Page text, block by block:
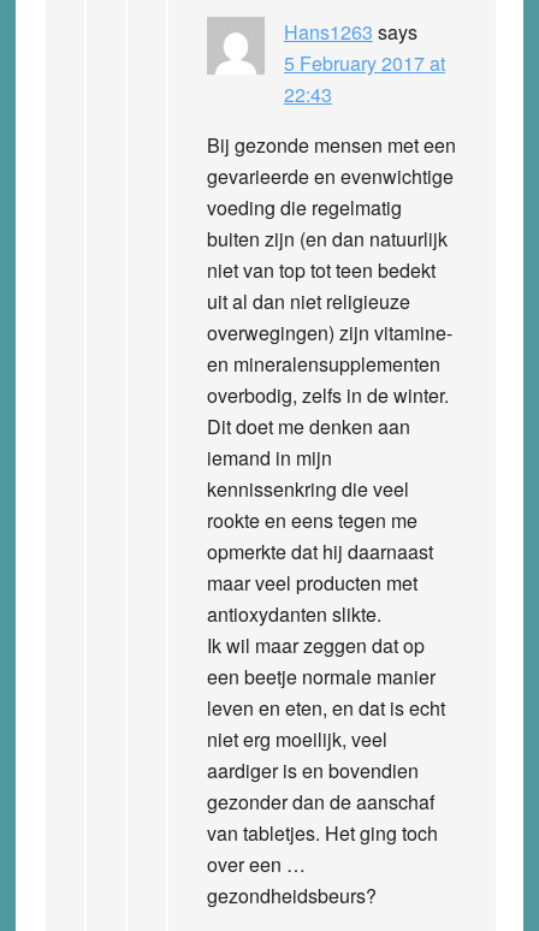
Hans1263 says
5 February 2017 at
22:43
Bij gezonde mensen met een
gevarieerde en evenwichtige
voeding die regelmatig
buiten zijn (en dan natuurlijk
niet van top tot teen bedekt
uit al dan niet religieuze
overwegingen) zijn vitamine-
en mineralensupplementen
overbodig, zelfs in de winter.
Dit doet me denken aan
iemand in mijn
kennissenkring die veel
rookte en eens tegen me
opmerkte dat hij daarnaast
maar veel producten met
antioxydanten slikte.
Ik wil maar zeggen dat op
een beetje normale manier
leven en eten, en dat is echt
niet erg moeilijk, veel
aardiger is en bovendien
gezonder dan de aanschaf
van tabletjes. Het ging toch
over een …
gezondheidsbeurs?